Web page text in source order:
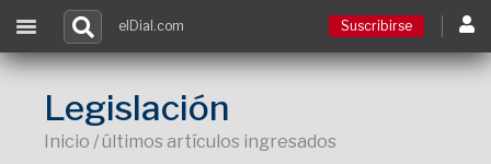
elDial.com Suscribirse
Legislación
Inicio / últimos artículos ingresados